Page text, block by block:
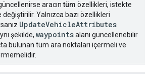
aracıntüm özellikleri, istekte
Yalnızca bazı özellikleri
UpdateVehicleAttributes
şekilde, waypointsalanı güncellenebilir
bulunan tüm ara noktaları içermeli ve